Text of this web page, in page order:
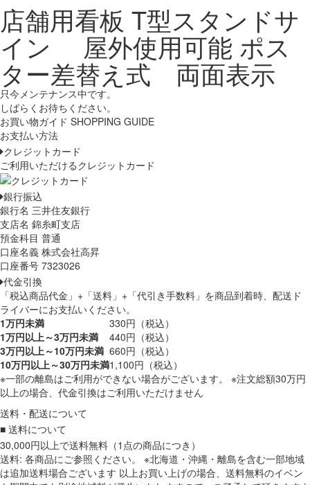
店舗用看板 T型スタンドサ
イン 屋外使用可能 ポス
ター差替え式 両面表示
只今メンテナンス中です。
しばらくお待ちください。
お買い物ガイド SHOPPING GUIDE
お支払い方法
クレジットカード
ご利用いただけるクレジットカード
銀行振込
銀行名 三井住友銀行
支店名 錦糸町支店
預金科目 普通
口座名義 株式会社高昇
口座番号 7323026
代金引換
「税込商品代金」+「送料」+「代引き手数料」を商品到着時、配送ド
ライバーにお支払いください。
1万円未満
330円（税込）
1万円以上～3万円未満
440円（税込）
3万円以上～10万円未満 660円（税込）
10万円以上～30万円未満1,100円（税込）
※一部の離島はご利用ができない場合がございます。 ※注文総額30万円
以上の場合、代金引換はご利用いただけません
送料・配送について
■ 送料について
30,000円以上で送料無料（1点の商品につき）
送料: 各商品にご参照ください。 ※北海道・沖縄・離島を含む一部地域
は追加送料場合ございます 以上お買い上げの場合、送料無料のイベン